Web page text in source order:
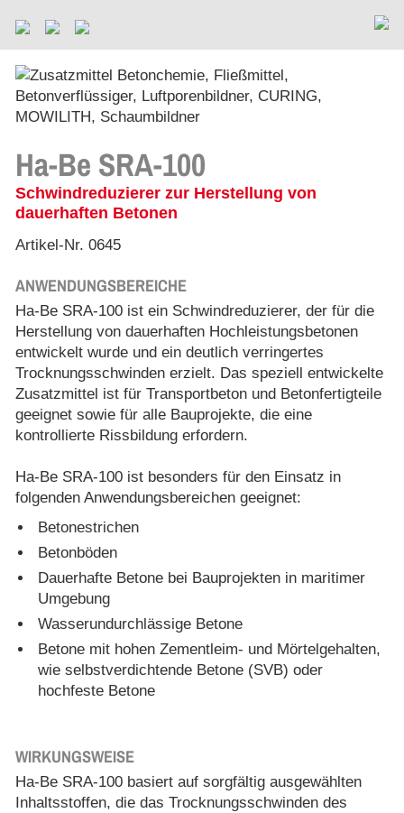
Ha-Be SRA-100
Schwindreduzierer zur Herstellung von
dauerhaften Betonen
Artikel-Nr. 0645
ANWENDUNGSBEREICHE
Ha-Be SRA-100 ist ein Schwindreduzierer, der für die
Herstellung von dauerhaften Hochleistungsbetonen
entwickelt wurde und ein deutlich verringertes
Trocknungsschwinden erzielt. Das speziell entwickelte
Zusatzmittel ist für Transportbeton und Betonfertigteile
geeignet sowie für alle Bauprojekte, die eine
kontrollierte Rissbildung erfordern.
Ha-Be SRA-100 ist besonders für den Einsatz in
folgenden Anwendungsbereichen geeignet:
Betonestrichen
Betonböden
Dauerhafte Betone bei Bauprojekten in maritimer
Umgebung
Wasserundurchlässige Betone
Betone mit hohen Zementleim- und Mörtelgehalten,
wie selbstverdichtende Betone (SVB) oder
hochfeste Betone
WIRKUNGSWEISE
Ha-Be SRA-100 basiert auf sorgfältig ausgewählten
Inhaltsstoffen, die das Trocknungsschwinden des